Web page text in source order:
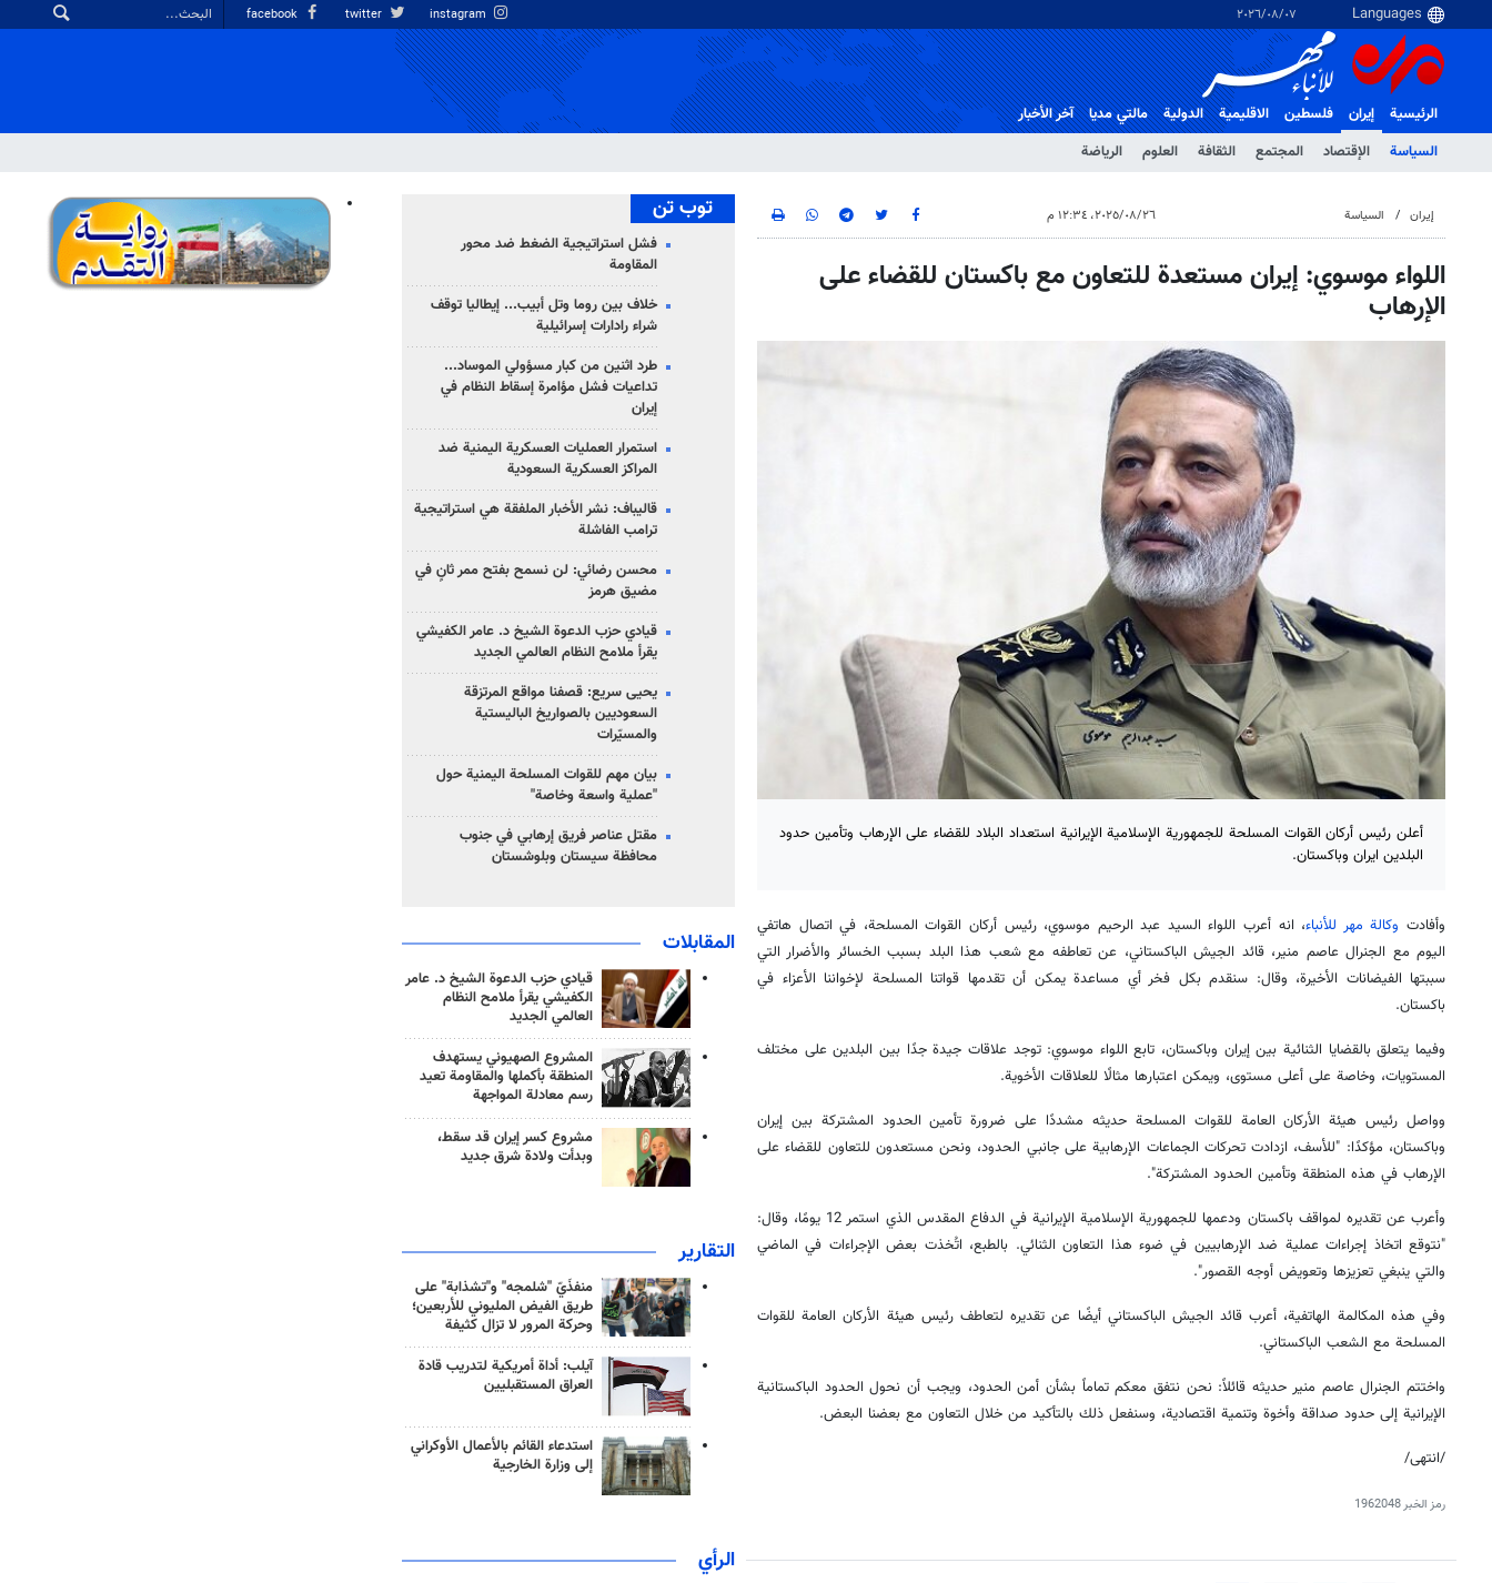
٠٧‏/٠٨‏/٢٠٢٦
الرئيسية
إيران
السياسة
الإقتصاد المجتمع الثقافة العلوم الرياضة
فلسطین الاقلیمیة الدولية مالتي مدیا آخر الأخبار
إيران السياسة ٢٦‏/٠٨‏/٢٠٢٥، ١٢:٣٤ م
اللواء موسوي: إيران مستعدة للتعاون مع باكستان للقضاء على
الإرهاب
أعلن رئيس أركان القوات المسلحة للجمهورية الإسلامية الإيرانية استعداد البلاد للقضاء على الإرهاب وتأمين حدود
البلدين ايران وباكستان.
وأفادت وكالة مهر للأنباء، انه أعرب اللواء السيد عبد الرحيم موسوي، رئيس أركان القوات المسلحة، في اتصال هاتفي
اليوم مع الجنرال عاصم منير، قائد الجيش الباكستاني، عن تعاطفه مع شعب هذا البلد بسبب الخسائر والأضرار التي
سببتها الفيضانات الأخيرة، وقال: سنقدم بكل فخر أي مساعدة يمكن أن تقدمها قواتنا المسلحة لإخواننا الأعزاء في
باكستان.
وفيما يتعلق بالقضايا الثنائية بين إيران وباكستان، تابع اللواء موسوي: توجد علاقات جيدة جدًا بين البلدين على مختلف
المستويات، وخاصة على أعلى مستوى، ويمكن اعتبارها مثالًا للعلاقات الأخوية.
وواصل رئيس هيئة الأركان العامة للقوات المسلحة حديثه مشددًا على ضرورة تأمين الحدود المشتركة بين إيران
وباكستان، مؤكدًا: "للأسف، ازدادت تحركات الجماعات الإرهابية على جانبي الحدود، ونحن مستعدون للتعاون للقضاء على
الإرهاب في هذه المنطقة وتأمين الحدود المشتركة".
وأعرب عن تقديره لمواقف باكستان ودعمها للجمهورية الإسلامية الإيرانية في الدفاع المقدس الذي استمر 12 يومًا، وقال:
"نتوقع اتخاذ إجراءات عملية ضد الإرهابيين في ضوء هذا التعاون الثنائي. بالطبع، اتُخذت بعض الإجراءات في الماضي
والتي ينبغي تعزيزها وتعويض أوجه القصور".
وفي هذه المكالمة الهاتفية، أعرب قائد الجيش الباكستاني أيضًا عن تقديره لتعاطف رئيس هيئة الأركان العامة للقوات
المسلحة مع الشعب الباكستاني.
واختتم الجنرال عاصم منير حديثه قائلاً: نحن نتفق معكم تماماً بشأن أمن الحدود، ويجب أن نحول الحدود الباكستانية
الإيرانية إلى حدود صداقة وأخوة وتنمية اقتصادية، وسنفعل ذلك بالتأكيد من خلال التعاون مع بعضنا البعض.
/انتهى/
رمز الخبر1962048
توب تن
فشل استراتيجية الضغط ضد محور
المقاومة
خلاف بين روما وتل أبيب... إيطاليا توقف
شراء رادارات إسرائيلية
طرد اثنين من كبار مسؤولي الموساد...
تداعيات فشل مؤامرة إسقاط النظام في
إيران
استمرار العمليات العسكرية اليمنية ضد
المراكز العسكرية السعودية
قاليباف: نشر الأخبار الملفقة هي استراتيجية
ترامب الفاشلة
محسن رضائي: لن نسمح بفتح ممر ثانٍ في
مضيق هرمز
قيادي حزب الدعوة الشيخ د. عامر الكفيشي
يقرأ ملامح النظام العالمي الجديد
يحيى سريع: قصفنا مواقع المرتزقة
السعوديين بالصواريخ الباليستية
والمسيّرات
بيان مهم للقوات المسلحة اليمنية حول
"عملية واسعة وخاصة"
مقتل عناصر فريق إرهابي في جنوب
محافظة سيستان وبلوشستان
المقابلات
قيادي حزب الدعوة الشيخ د. عامر
الكفيشي يقرأ ملامح النظام
العالمي الجديد
المشروع الصهيوني يستهدف
المنطقة بأكملها والمقاومة تعيد
رسم معادلة المواجهة
مشروع كسر إيران قد سقط،
وبدأت ولادة شرق جديد
التقارير
منفذَيّ "شلمجه" و"تشذابة" على
طريق الفيض المليوني للأربعين؛
وحركة المرور لا تزال كثيفة
آيلب: أداة أمريكية لتدريب قادة
العراق المستقبليين
استدعاء القائم بالأعمال الأوكراني
إلى وزارة الخارجية
الرأي